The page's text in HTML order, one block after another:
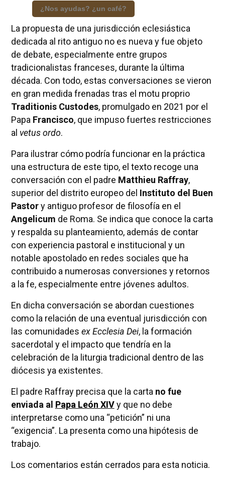
¿Nos ayudas? ¿un café?
La propuesta de una jurisdicción eclesiástica
dedicada al rito antiguo no es nueva y fue objeto
de debate, especialmente entre grupos
tradicionalistas franceses, durante la última
década. Con todo, estas conversaciones se vieron
en gran medida frenadas tras el motu proprio
Traditionis Custodes, promulgado en 2021 por el
Papa Francisco, que impuso fuertes restricciones
al vetus ordo.
Para ilustrar cómo podría funcionar en la práctica
una estructura de este tipo, el texto recoge una
conversación con el padre Matthieu Raffray,
superior del distrito europeo del Instituto del Buen
Pastory antiguo profesor de filosofía en el
Angelicum de Roma. Se indica que conoce la carta
y respalda su planteamiento, además de contar
con experiencia pastoral e institucional y un
notable apostolado en redes sociales que ha
contribuido a numerosas conversiones y retornos
a la fe, especialmente entre jóvenes adultos.
En dicha conversación se abordan cuestiones
como la relación de una eventual jurisdicción con
las comunidades ex Ecclesia Dei, la formación
sacerdotal y el impacto que tendría en la
celebración de la liturgia tradicional dentro de las
diócesis ya existentes.
El padre Raffray precisa que la carta no fue
enviada al Papa León XIVy que no debe
interpretarse como una “petición” ni una
“exigencia”. La presenta como una hipótesis de
trabajo.
Los comentarios están cerrados para esta noticia.